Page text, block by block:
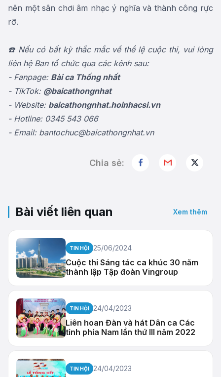
nên một sân chơi âm nhạc ý nghĩa và thành công rực
rỡ.
☎️ Nếu có bất kỳ thắc mắc về thể lệ cuộc thi, vui lòng
liên hệ Ban tổ chức qua các kênh sau:
- Fanpage: Bài ca Thống nhất
- TikTok: @baicathongnhat
- Website: baicathongnhat.hoinhacsi.vn
- Hotline: 0345 543 066
- Email: bantochuc@baicathongnhat.vn
Chia sẻ:
Bài viết liên quan Xem thêm
TIN HỘI 25/06/2024
Cuộc thi Sáng tác ca khúc 30 năm
thành lập Tập đoàn Vingroup
TIN HỘI 24/04/2023
Liên hoan Đàn và hát Dân ca Các
tỉnh phía Nam lần thứ III năm 2022
TIN HỘI 24/04/2023